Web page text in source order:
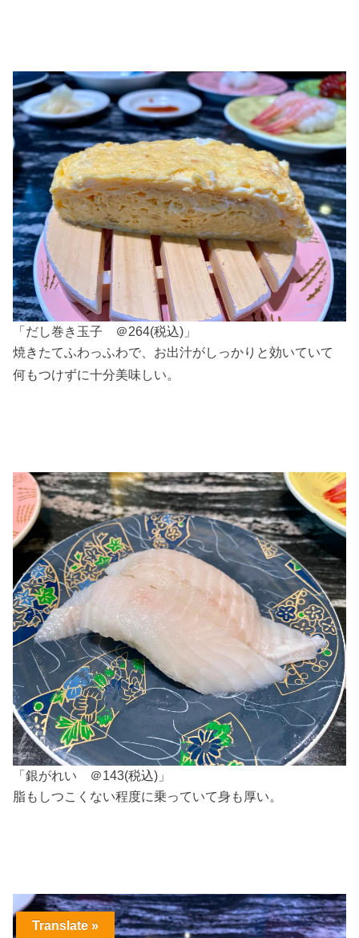
「だし巻き玉子 ＠264(税込)」
焼きたてふわっふわで、お出汁がしっかりと効いていて
何もつけずに十分美味しい。
「銀がれい ＠143(税込)」
脂もしつこくない程度に乗っていて身も厚い。
Translate »